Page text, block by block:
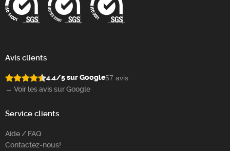
Avis clients
4.4/5 sur Google57 avis
→ Voir les avis sur Google
Service clients
Aide / FAQ
Contactez-nous!